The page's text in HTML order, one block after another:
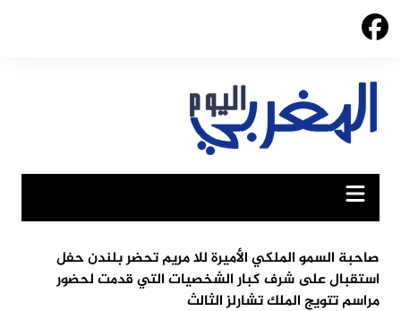
Skip
صاحبة السمو الملكي الأميرة للا مريم تحضر بلندن حفل
استقبال على شرف كبار الشخصيات التي قدمت لحضور
مراسم تتويج الملك تشارلز الثالث